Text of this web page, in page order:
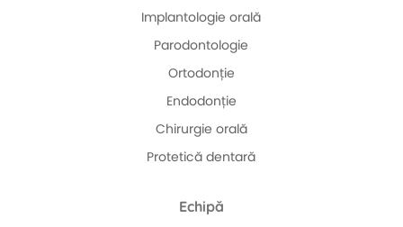
Implantologie orală
Parodontologie
Ortodonție
Endodonție
Chirurgie orală
Protetică dentară
Echipă